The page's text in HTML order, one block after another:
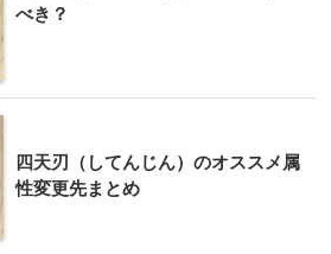
べき？
四天刃（してんじん）のオススメ属
性変更先まとめ